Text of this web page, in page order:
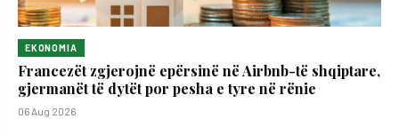
EKONOMIA
Francezët zgjerojnë epërsinë në Airbnb-të shqiptare,
gjermanët të dytët por pesha e tyre në rënie
06 Aug 2026